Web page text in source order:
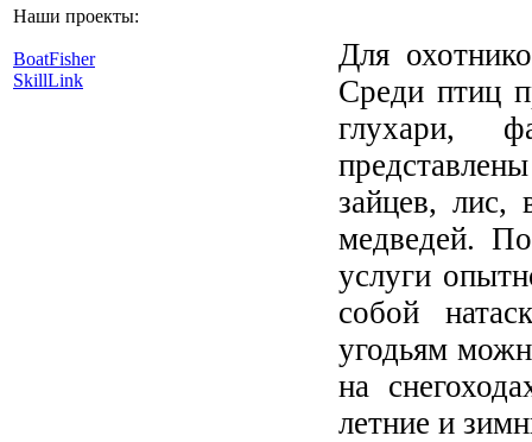
Наши проекты:
BoatFisher
SkillLink
Для
Среди птиц
глухари,
зайцев, лис,
медведей.
услуги
собой
угодьям
на
летние и